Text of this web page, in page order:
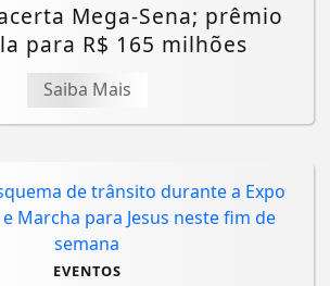
Mega-Sena; prêmio
para R$ 165 milhões
Saiba Mais
EVENTOS